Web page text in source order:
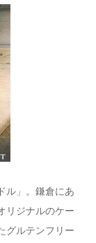
ル」。鎌倉にあ
リジナルのケー
グルテンフリー